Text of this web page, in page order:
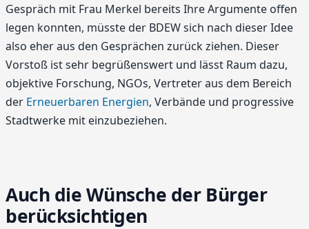
Gespräch mit Frau Merkel bereits Ihre Argumente offen
legen konnten, müsste der BDEW sich nach dieser Idee
also eher aus den Gesprächen zurück ziehen. Dieser
Vorstoß ist sehr begrüßenswert und lässt Raum dazu,
objektive Forschung, NGOs, Vertreter aus dem Bereich
der Erneuerbaren Energien, Verbände und progressive
Stadtwerke mit einzubeziehen.
Auch die Wünsche der Bürger
berücksichtigen